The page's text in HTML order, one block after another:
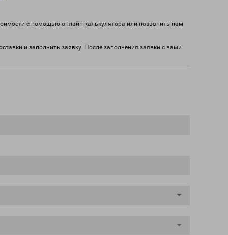
с помощью онлайн-калькулятора или позвонить нам
и заполнить заявку. После заполнения заявки с вами